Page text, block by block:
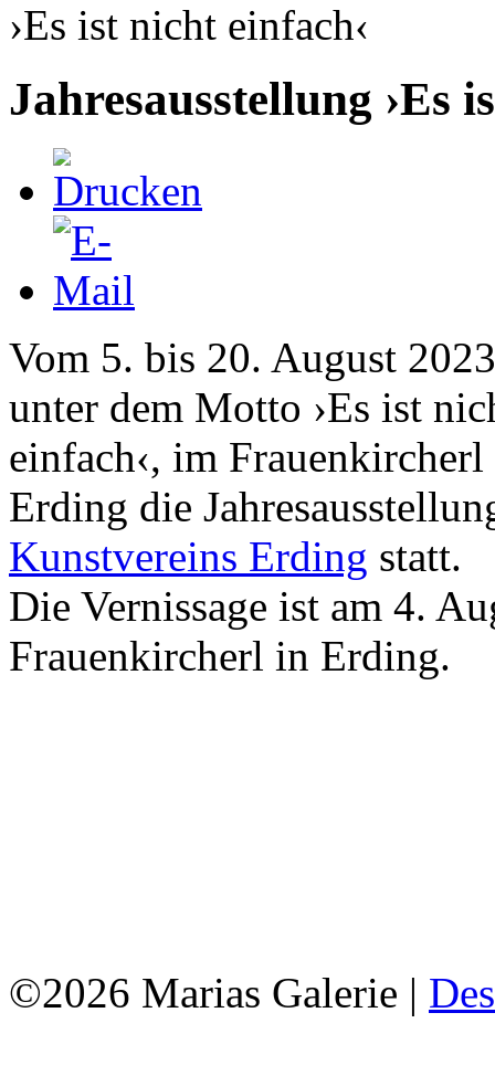
›Es ist nicht einfach‹
Jahresausstellung ›Es
Vom 5. bis 20. August
unter dem Motto ›Es ist
einfach‹, im
Erding die
Kunstvereins Erding statt.
Die Vernissage ist am 4.
Frauenkircherl in Erding.
©2026 Marias Galerie |